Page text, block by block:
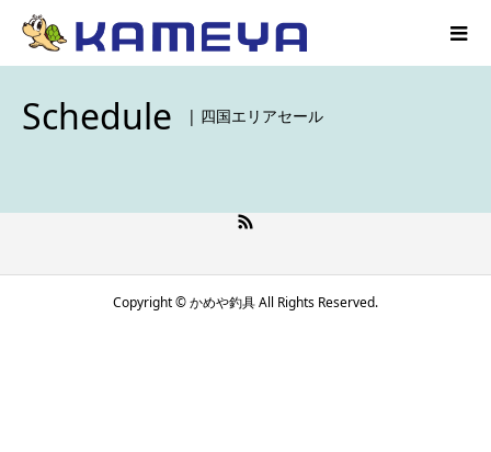
Schedule | 四国エリアセール
Copyright © かめや釣具 All Rights Reserved.